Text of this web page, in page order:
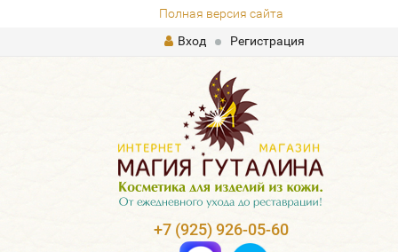
Полная версия сайта
Вход
Регистрация
+7 (925) 926-05-60